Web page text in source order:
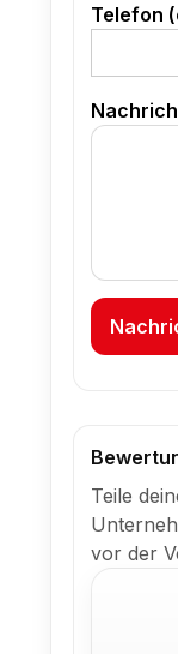
Telefon
Teile
vor der